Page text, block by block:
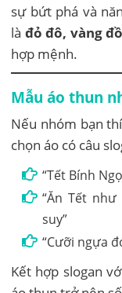
sự bứt phá và
là đỏ đô, vàng
hợp mệnh.
Mẫu áo thun
Nếu nhóm bạn
chọn áo có câu
“Tết Bính
“Ăn Tết
suy”
“Cưỡi ngựa
Kết hợp slogan